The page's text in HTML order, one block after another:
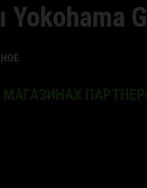
МАГАЗИНАХ